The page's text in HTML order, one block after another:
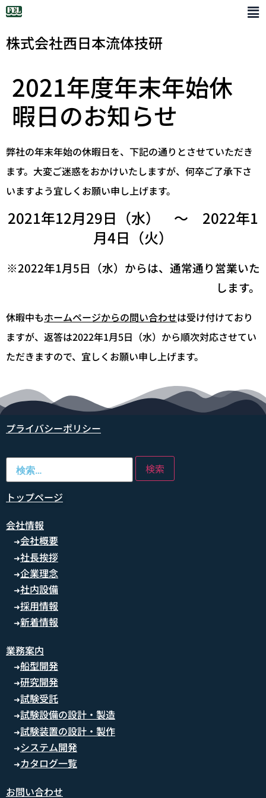
株式会社西日本流体技研
2021年度年末年始休
暇日のお知らせ
弊社の年末年始の休暇日を、下記の通りとさせていただき
ます。大変ご迷惑をおかけいたしますが、何卒ご了承下さ
いますよう宜しくお願い申し上げます。
2021年12月29日（水） ～ 2022年1
月4日（火）
※2022年1月5日（水）からは、通常通り営業いた
します。
休暇中もホームページからの問い合わせは受け付けており
ますが、返答は2022年1月5日（水）から順次対応させてい
ただきますので、宜しくお願い申し上げます。
プライバシーポリシー
トップページ
会社情報
➜会社概要
➜社長挨拶
➜企業理念
➜社内設備
➜採用情報
➜新着情報
業務案内
➜船型開発
➜研究開発
➜試験受託
➜試験設備の設計・製造
➜試験装置の設計・製作
➜システム開発
➜カタログ一覧
お問い合わせ